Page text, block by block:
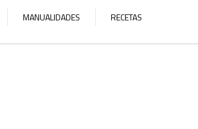
MANUALIDADES RECETAS